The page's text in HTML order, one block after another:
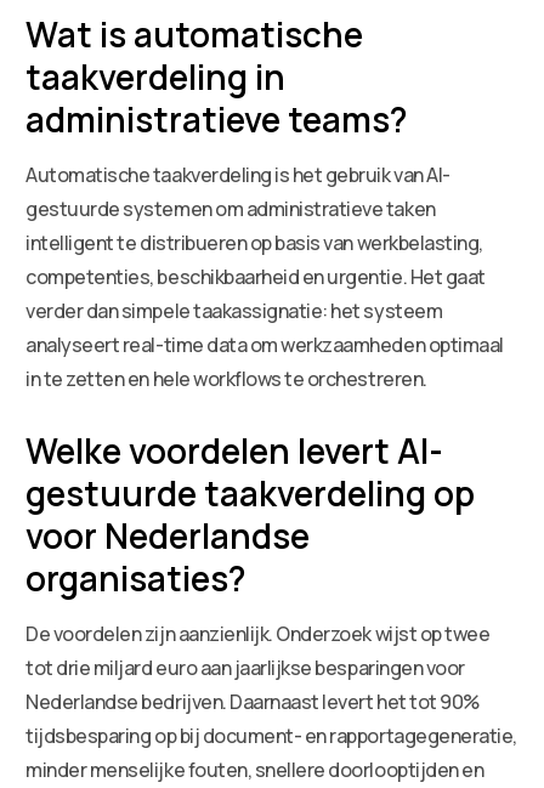
Wat is automatische
taakverdeling in
administratieve teams?
Automatische taakverdeling is het gebruik van AI-
gestuurde systemen om administratieve taken
intelligent te distribueren op basis van werkbelasting,
competenties, beschikbaarheid en urgentie. Het gaat
verder dan simpele taakassignatie: het systeem
analyseert real-time data om werkzaamheden optimaal
in te zetten en hele workflows te orchestreren.
Welke voordelen levert AI-
gestuurde taakverdeling op
voor Nederlandse
organisaties?
De voordelen zijn aanzienlijk. Onderzoek wijst op twee
tot drie miljard euro aan jaarlijkse besparingen voor
Nederlandse bedrijven. Daarnaast levert het tot 90%
tijdsbesparing op bij document- en rapportagegeneratie,
minder menselijke fouten, snellere doorlooptijden en